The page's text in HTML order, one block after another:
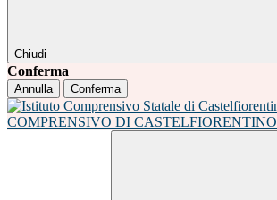
Chiudi
Conferma
Annulla Conferma
COMPRENSIVO DI CASTELFIORENTINO